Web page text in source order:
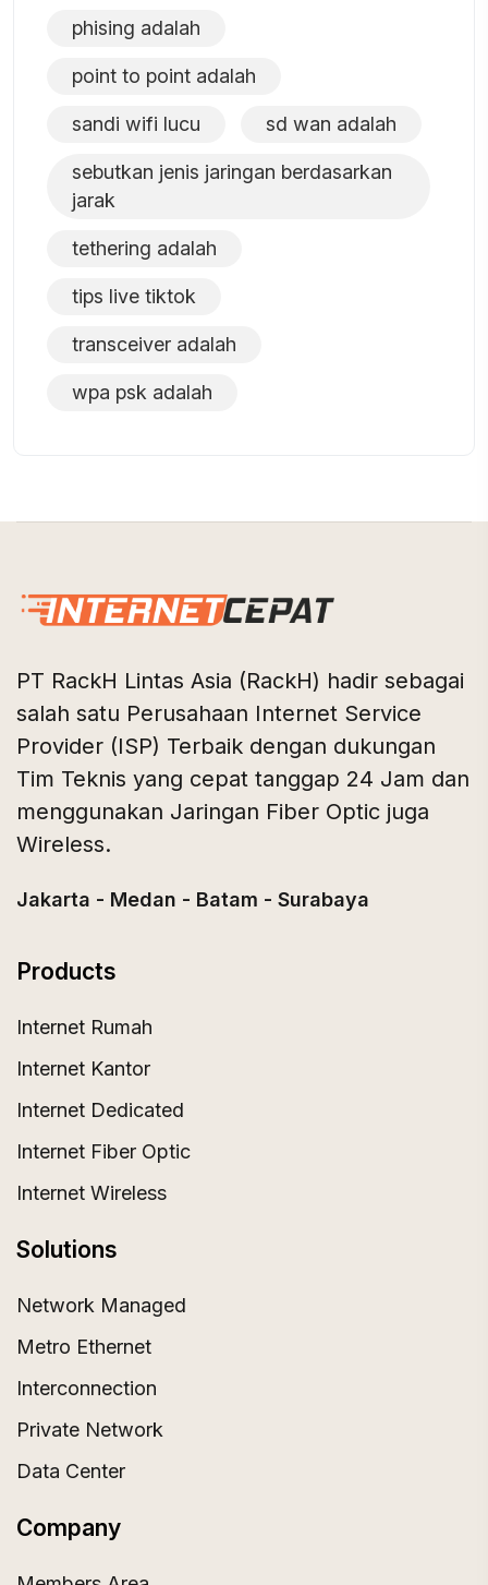
phising adalah
point to point adalah
sandi wifi lucu sd wan adalah
sebutkan jenis jaringan berdasarkan
jarak
tethering adalah
tips live tiktok
transceiver adalah
wpa psk adalah
PT RackH Lintas Asia (RackH) hadir sebagai
salah satu Perusahaan Internet Service
Provider (ISP) Terbaik dengan dukungan
Tim Teknis yang cepat tanggap 24 Jam dan
menggunakan Jaringan Fiber Optic juga
Wireless.
Jakarta - Medan - Batam - Surabaya
Products
Internet Rumah
Internet Kantor
Internet Dedicated
Internet Fiber Optic
Internet Wireless
Solutions
Network Managed
Metro Ethernet
Interconnection
Private Network
Data Center
Company